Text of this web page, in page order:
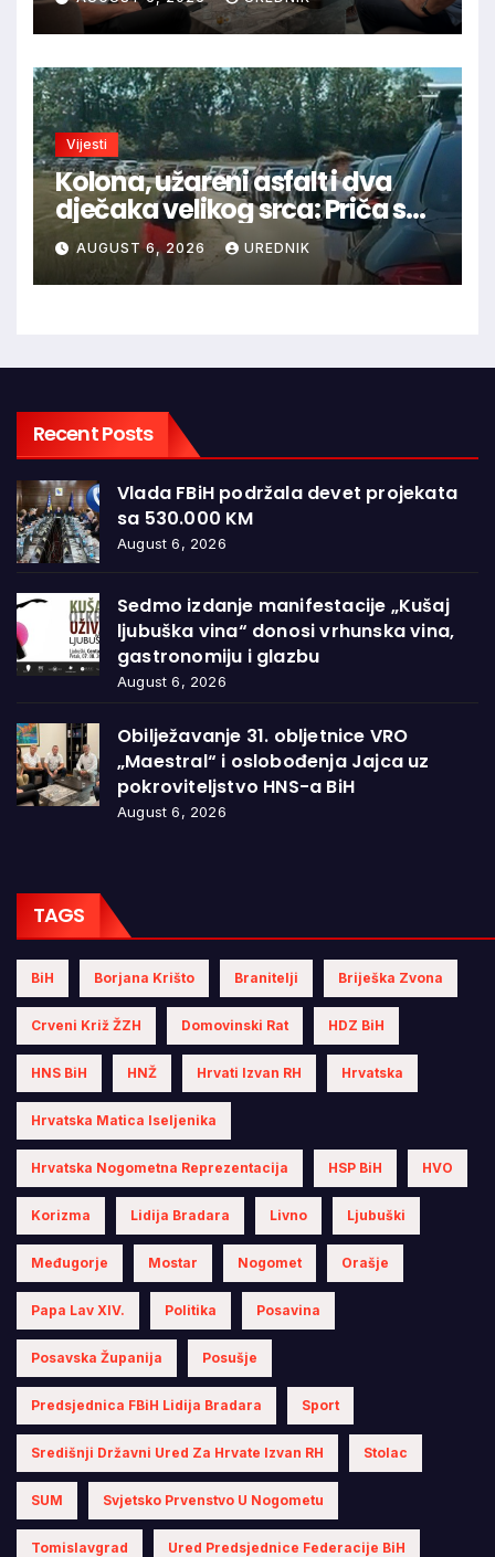
BiH
Vijesti
Kolona, užareni asfalt i dva
dječaka velikog srca: Priča s
granice oduševila regiju
AUGUST 6, 2026 UREDNIK
Recent Posts
Vlada FBiH podržala devet projekata
sa 530.000 KM
August 6, 2026
Sedmo izdanje manifestacije „Kušaj
ljubuška vina“ donosi vrhunska vina,
gastronomiju i glazbu
August 6, 2026
Obilježavanje 31. obljetnice VRO
„Maestral“ i oslobođenja Jajca uz
pokroviteljstvo HNS-a BiH
August 6, 2026
TAGS
BiH Borjana Krišto Branitelji Briješka Zvona
Crveni Križ ŽZH Domovinski Rat HDZ BiH
HNS BiH HNŽ Hrvati Izvan RH Hrvatska
Hrvatska Matica Iseljenika
Hrvatska Nogometna Reprezentacija HSP BiH HVO
Korizma Lidija Bradara Livno Ljubuški
Međugorje Mostar Nogomet Orašje
Papa Lav XIV. Politika Posavina
Posavska Županija Posušje
Predsjednica FBiH Lidija Bradara Sport
Središnji Državni Ured Za Hrvate Izvan RH Stolac
SUM Svjetsko Prvenstvo U Nogometu
Tomislavgrad Ured Predsjednice Federacije BiH